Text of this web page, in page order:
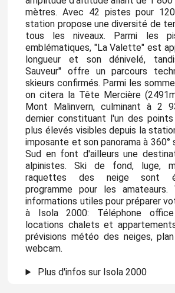
mètres. Avec 42 pistes pour
station propose une diversité de
tous les niveaux. Parmi les
emblématiques, "La Valette" est
longueur et son dénivelé,
Sauveur" offre un parcours
skieurs confirmés. Parmi les
on citera la Tête Mercière
Mont Malinvern, culminant à 2
dernier constituant l'un des
plus élevés visibles depuis la
imposante et son panorama à 360°
Sud en font d'ailleurs une
alpinistes. Ski de fond, luge,
raquettes des neige sont
programme pour les amateaurs.
informations utiles pour préparer
à Isola 2000: Téléphone
locations chalets et
prévisions météo des neiges,
webcam.
Plus d'infos sur Isola 2000